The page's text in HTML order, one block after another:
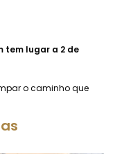
tem lugar a 2 de
o caminho que